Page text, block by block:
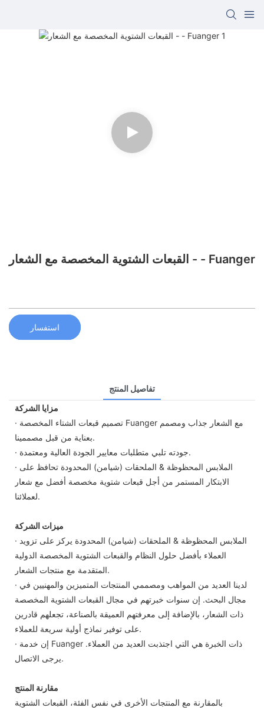
القبعات الشتوية المخصصة مع الشعار - - Fuanger
استفسار
تفاصيل المنتج
مزايا الشركة
· تصميم قبعات الشتاء المخصصة Fuanger مع الشعار جذاب ومصمم
بعناية من قبل مصممينا.
· جودته تلبي متطلبات معايير الجودة العالية ومعتمدة.
· الملابس المحظوظة & الملحقات (شيامن) المحدودة تحافظ على
الابتكار المستمر من أجل قبعات شتوية مخصصة أفضل مع شعار
لعملائنا.
ميزات الشركة
· الملابس المحظوظة & الملحقات (شيامن) المحدودة يركز على تزويد
العملاء بأفضل حلول النظام والقبعات الشتوية المخصصة الدولية
المتقدمة مع منتجات الشعار.
· لدينا العديد من المواهب ومصممي المنتجات المتميزين والمهنيين في
مجال البحث. إن سنوات خبرتهم في مجال القبعات الشتوية المخصصة
ذات الشعار، بالإضافة إلى معرفتهم العميقة بالصناعة، تجعلهم قادرين
على توفير نماذج أولية سريعة للعملاء.
· إن خدمة Fuanger ذات الخبرة هي التي اجتذبت العديد من العملاء.
يرجى الاتصال.
مقارنة المنتج
بالمقارنة مع المنتجات الأخرى في نفس الفئة، القبعات الشتوية